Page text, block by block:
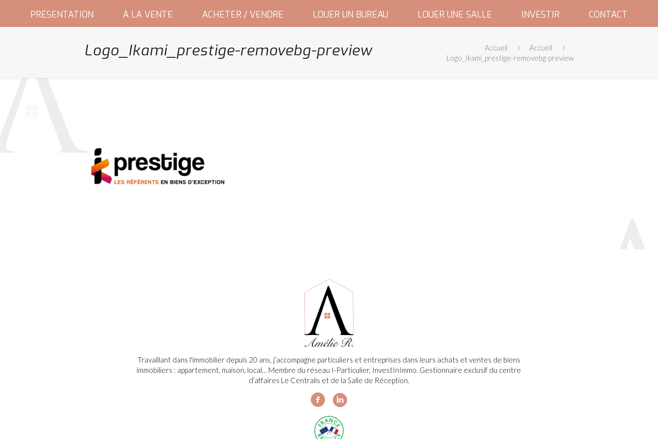
PRÉSENTATION À LA VENTE ACHETER / VENDRE LOUER UN BUREAU LOUER UNE SALLE INVESTIR CONTACT
Logo_Ikami_prestige-removebg-preview Accueil
Accueil
Logo_Ikami_prestige-removebg-preview
Travaillant dans l'immobilier depuis 20 ans, j’accompagne particuliers et entreprises dans leurs achats et ventes de biens
immobiliers : appartement, maison, local… Membre du réseau I-Particulier, InvestInImmo. Gestionnaire exclusif du centre
d’affaires Le Centralis et de la Salle de Réception.